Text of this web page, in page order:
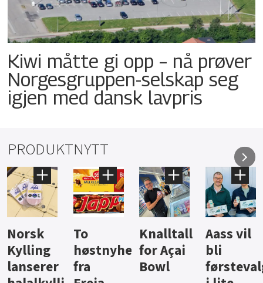
Kiwi måtte gi opp – nå prøver
Norgesgruppen-selskap seg
igjen med dansk lavpris
PRODUKTNYTT
To
høstnyheter
fra
Knalltall
for Açai
Aass vil
bli
førstevalg